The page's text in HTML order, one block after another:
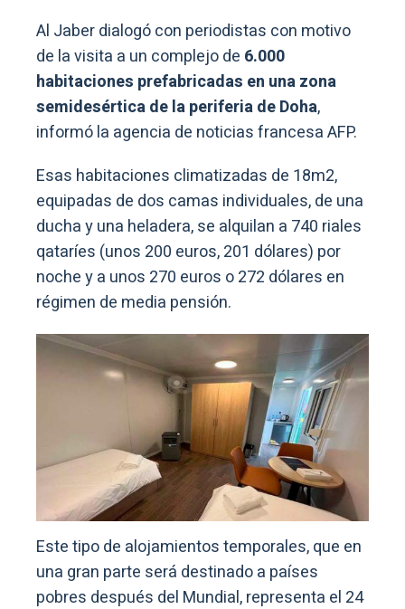
Al Jaber dialogó con periodistas con motivo
de la visita a un complejo de 6.000
habitaciones prefabricadas en una zona
semidesértica de la periferia de Doha,
informó la agencia de noticias francesa AFP.
Esas habitaciones climatizadas de 18m2,
equipadas de dos camas individuales, de una
ducha y una heladera, se alquilan a 740 riales
qataríes (unos 200 euros, 201 dólares) por
noche y a unos 270 euros o 272 dólares en
régimen de media pensión.
Este tipo de alojamientos temporales, que en
una gran parte será destinado a países
pobres después del Mundial, representa el 24